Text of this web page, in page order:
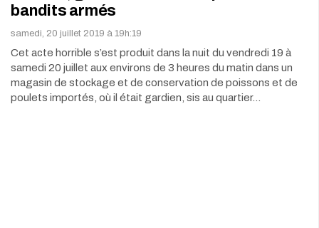
bandits armés
samedi, 20 juillet 2019 à 19h:19
Cet acte horrible s’est produit dans la nuit du vendredi 19 à
samedi 20 juillet aux environs de 3 heures du matin dans un
magasin de stockage et de conservation de poissons et de
poulets importés, où il était gardien, sis au quartier…